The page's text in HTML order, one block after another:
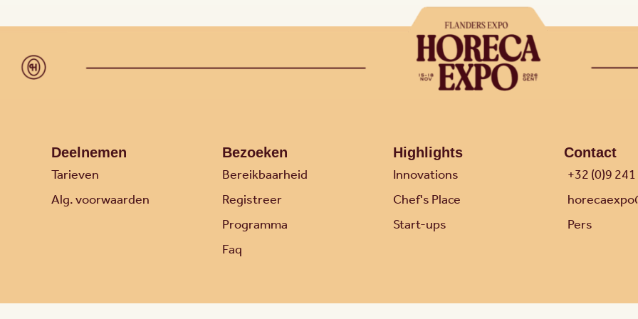
Deelnemen
Tarieven
Alg. voorwaarden
Bezoeken
Bereikbaarheid
Registreer
Programma
Faq
Highlights
Innovations
Chef's Place
Start-ups
Contact
+32 (0)9
Pers